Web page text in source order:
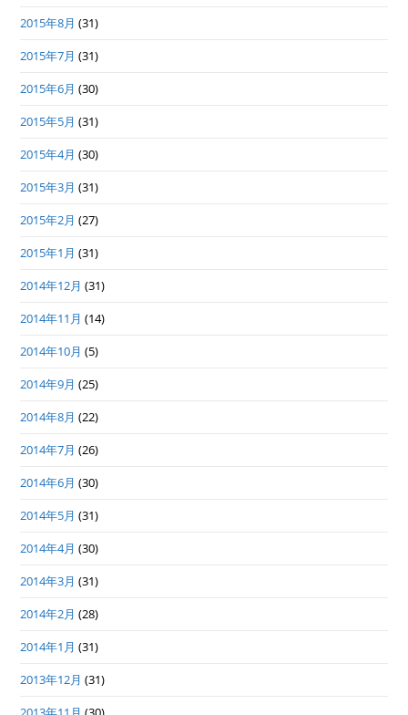
2015年8月 (31)
2015年7月 (31)
2015年6月 (30)
2015年5月 (31)
2015年4月 (30)
2015年3月 (31)
2015年2月 (27)
2015年1月 (31)
2014年12月 (31)
2014年11月 (14)
2014年10月 (5)
2014年9月 (25)
2014年8月 (22)
2014年7月 (26)
2014年6月 (30)
2014年5月 (31)
2014年4月 (30)
2014年3月 (31)
2014年2月 (28)
2014年1月 (31)
2013年12月 (31)